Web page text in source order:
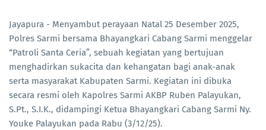
Jayapura - Menyambut perayaan Natal 25 Desember 2025,
Polres Sarmi bersama Bhayangkari Cabang Sarmi menggelar
“Patroli Santa Ceria”, sebuah kegiatan yang bertujuan
menghadirkan sukacita dan kehangatan bagi anak-anak
serta masyarakat Kabupaten Sarmi. Kegiatan ini dibuka
secara resmi oleh Kapolres Sarmi AKBP Ruben Palayukan,
S.Pt., S.I.K., didampingi Ketua Bhayangkari Cabang Sarmi Ny.
Youke Palayukan pada Rabu (3/12/25).